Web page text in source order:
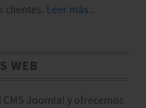
clientes. Leer más..
WEB
CMS Joomla! y ofrecemos